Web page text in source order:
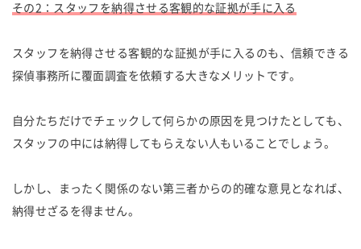
その2：スタッフを納得させる客観的な証拠が手に入る
スタッフを納得させる客観的な証拠が手に入るのも、信頼できる
探偵事務所に覆面調査を依頼する大きなメリットです。
自分たちだけでチェックして何らかの原因を見つけたとしても、
スタッフの中には納得してもらえない人もいることでしょう。
しかし、まったく関係のない第三者からの的確な意見となれば、
納得せざるを得ません。